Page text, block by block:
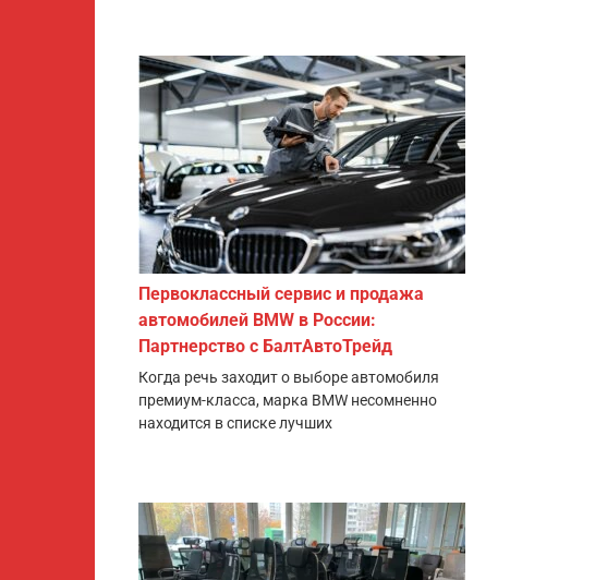
Первоклассный сервис и продажа
автомобилей BMW в России:
Партнерство с БалтАвтоТрейд
Когда речь заходит о выборе автомобиля
премиум-класса, марка BMW несомненно
находится в списке лучших